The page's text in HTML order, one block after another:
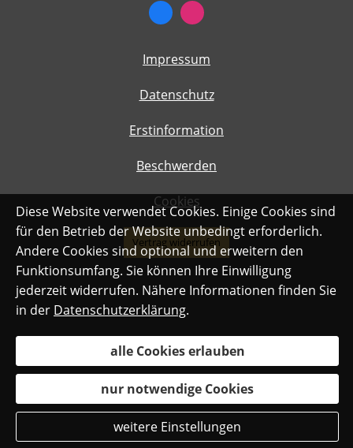
Impressum
Datenschutz
Erstinformation
Beschwerden
Cookies
Vertrag widerrufen
Diese Website verwendet Cookies. Einige Cookies sind
für den Betrieb der Website unbedingt erforderlich.
Andere Cookies sind optional und erweitern den
Funktionsumfang. Sie können Ihre Einwilligung
jederzeit widerrufen. Nähere Informationen finden Sie
in der Datenschutzerklärung.
alle Cookies erlauben
nur notwendige Cookies
weitere Einstellungen